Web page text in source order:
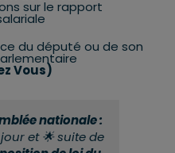
sur le rapport
du député ou de son
Vous)
nationale :
jour et🌟suite de